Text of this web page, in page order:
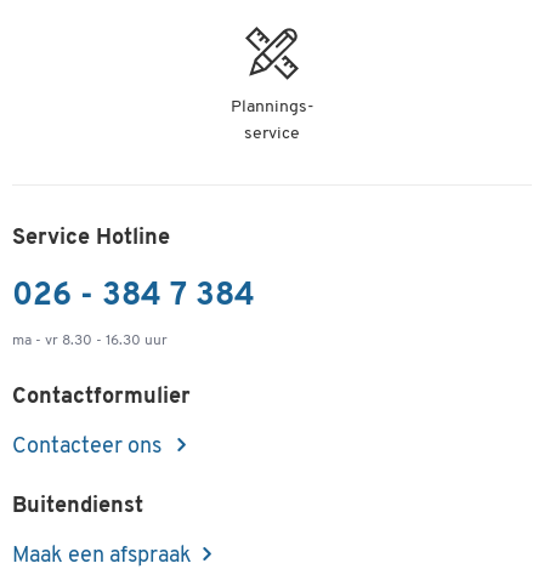
Plannings-
service
Service Hotline
026 - 384 7 384
ma - vr 8.30 - 16.30 uur
Contactformulier
Contacteer ons
Buitendienst
Maak een afspraak